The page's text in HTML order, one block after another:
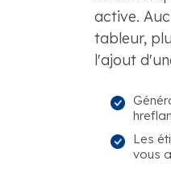
active.
tableur,
l'ajout
Les
vous